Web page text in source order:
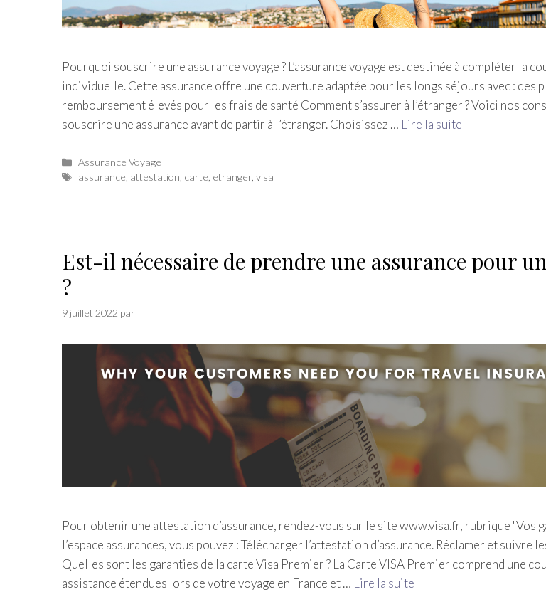
Pourquoi souscrire une assurance voyage ? L’assurance voyage est destinée à compléter la
individuelle. Cette assurance offre une couverture adaptée pour les longs séjours avec : des
remboursement élevés pour les frais de santé Comment s’assurer à l’étranger ? Voici nos
souscrire une assurance avant de partir à l’étranger. Choisissez … Lire la suite
Catégories
Assurance Voyage
Étiquettes
assurance attestation carte etranger,visa
Est-il nécessaire de prendre une assurance pour
?
9 juillet 2022 par
Pour obtenir une attestation d’assurance, rendez-vous sur le site www.visa.fr, rubrique "Vos
l’espace assurances, vous pouvez : Télécharger l’attestation d’assurance. Réclamer et suivre
Quelles sont les garanties de la carte Visa Premier ? La Carte VISA Premier comprend une
assistance étendues lors de votre voyage en France et … Lire la suite